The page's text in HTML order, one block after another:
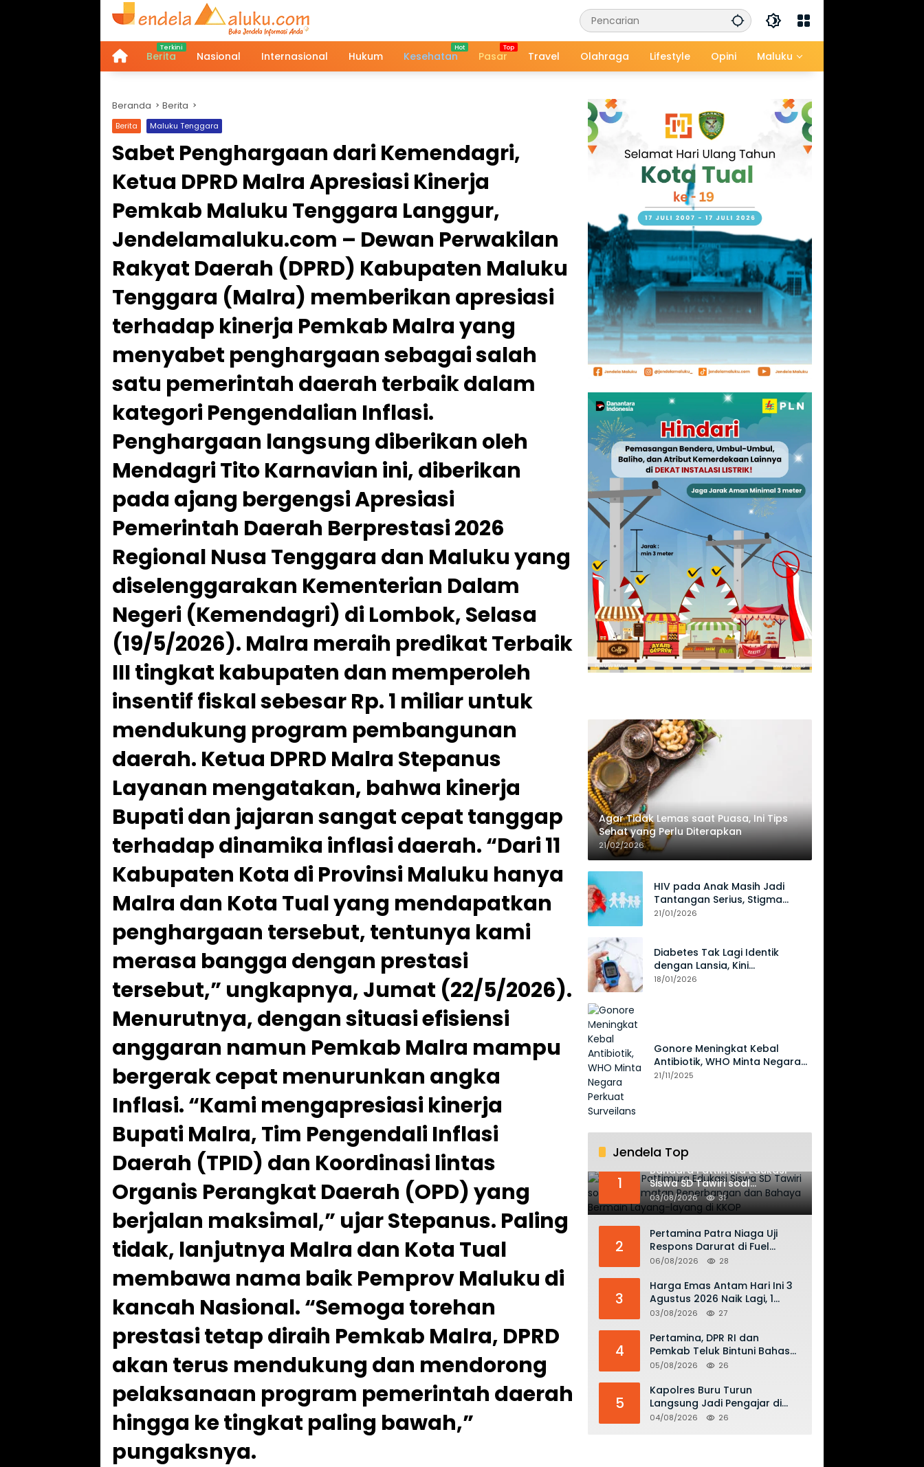
Home
Berita Nasional Internasional Hukum Kesehatan Pasar Travel Olahraga Lifestyle Opini Maluku
Beranda Berita
Berita Maluku Tenggara
Sabet Penghargaan dari Kemendagri,
Ketua DPRD Malra Apresiasi Kinerja
Pemkab Maluku Tenggara Langgur,
Jendelamaluku.com – Dewan Perwakilan
Rakyat Daerah (DPRD) Kabupaten Maluku
Tenggara (Malra) memberikan apresiasi
terhadap kinerja Pemkab Malra yang
menyabet penghargaan sebagai salah
satu pemerintah daerah terbaik dalam
kategori Pengendalian Inflasi.
Penghargaan langsung diberikan oleh
Mendagri Tito Karnavian ini, diberikan
pada ajang bergengsi Apresiasi
Pemerintah Daerah Berprestasi 2026
Regional Nusa Tenggara dan Maluku yang
diselenggarakan Kementerian Dalam
Negeri (Kemendagri) di Lombok, Selasa
(19/5/2026). Malra meraih predikat Terbaik
III tingkat kabupaten dan memperoleh
insentif fiskal sebesar Rp. 1 miliar untuk
mendukung program pembangunan
daerah. Ketua DPRD Malra Stepanus
Layanan mengatakan, bahwa kinerja
Bupati dan jajaran sangat cepat tanggap
terhadap dinamika inflasi daerah. “Dari 11
Kabupaten Kota di Provinsi Maluku hanya
Malra dan Kota Tual yang mendapatkan
penghargaan tersebut, tentunya kami
merasa bangga dengan prestasi
tersebut,” ungkapnya, Jumat (22/5/2026).
Menurutnya, dengan situasi efisiensi
anggaran namun Pemkab Malra mampu
bergerak cepat menurunkan angka
Inflasi. “Kami mengapresiasi kinerja
Bupati Malra, Tim Pengendali Inflasi
Daerah (TPID) dan Koordinasi lintas
Organis Perangkat Daerah (OPD) yang
berjalan maksimal,” ujar Stepanus. Paling
tidak, lanjutnya Malra dan Kota Tual
membawa nama baik Pemprov Maluku di
kancah Nasional. “Semoga torehan
prestasi tetap diraih Pemkab Malra, DPRD
akan terus mendukung dan mendorong
pelaksanaan program pemerintah daerah
hingga ke tingkat paling bawah,”
pungaksnya.
Agar Tidak Lemas saat Puasa, Ini Tips
Sehat yang Perlu Diterapkan
21/02/2026
HIV pada Anak Masih Jadi
Tantangan Serius, Stigma
Hambat Akses Perawatan
21/01/2026
Diabetes Tak Lagi Identik
dengan Lansia, Kini
Mengancam Generasi Muda
18/01/2026
Gonore Meningkat Kebal
Antibiotik, WHO Minta Negara
Perkuat Surveilans
21/11/2025
Jendela Top
1
Bandara Pattimura Edukasi
Siswa SD Tawiri soal
Keselamatan Penerbangan
dan Bahaya Bermain Layang-
03/08/2026 31
2
Pertamina Patra Niaga Uji
Respons Darurat di Fuel
Terminal Biak, Antisipasi Risiko
BBM
06/08/2026 28
3
Harga Emas Antam Hari Ini 3
Agustus 2026 Naik Lagi, 1
Gram Tembus Rp 2,61 Juta
03/08/2026 27
4
Pertamina, DPR RI dan
Pemkab Teluk Bintuni Bahas
Penguatan Distribusi BBM dan
05/08/2026 26
5
Kapolres Buru Turun
Langsung Jadi Pengajar di
SMAN 2, Edukasi Kesadaran
04/08/2026 26